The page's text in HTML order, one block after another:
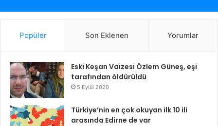
Popüler Son Eklenen Yorumlar
Eski Keşan Vaizesi Özlem Güneş, eşi
tarafından öldürüldü
5 Eylül 2020
Türkiye’nin en çok okuyan ilk 10 ili
arasında Edirne de var